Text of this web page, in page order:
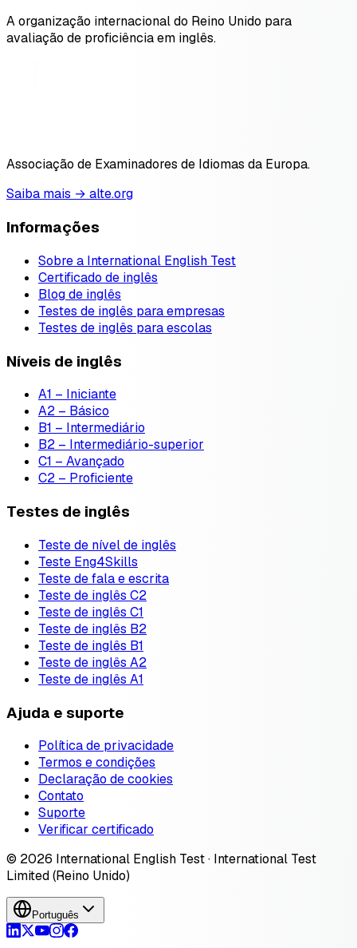
A organização internacional do Reino Unido para
avaliação de proficiência em inglês.
Associação de Examinadores de Idiomas da Europa.
Saiba mais → alte.org
Informações
Sobre a International English Test
Certificado de inglês
Blog de inglês
Testes de inglês para empresas
Testes de inglês para escolas
Níveis de inglês
A1 – Iniciante
A2 – Básico
B1 – Intermediário
B2 – Intermediário-superior
C1 – Avançado
C2 – Proficiente
Testes de inglês
Teste de nível de inglês
Teste Eng4Skills
Teste de fala e escrita
Teste de inglês C2
Teste de inglês C1
Teste de inglês B2
Teste de inglês B1
Teste de inglês A2
Teste de inglês A1
Ajuda e suporte
Política de privacidade
Termos e condições
Declaração de cookies
Contato
Suporte
Verificar certificado
© 2026 International English Test · International Test
Limited (Reino Unido)
Português